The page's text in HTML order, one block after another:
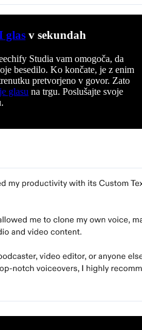
glas v sekundah
Studia vam omogoča, da
besedilo. Ko končate, je z enim
pretvorjeno v govor. Zato
glasu na trgu. Poslušajte svoje